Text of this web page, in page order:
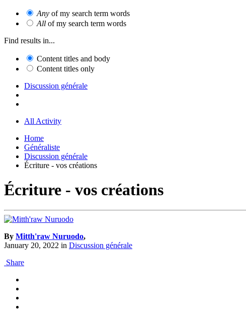
Any of my search term words
All of my search term words
Find results in...
Content titles and body
Content titles only
Discussion générale
All Activity
Home
Généraliste
Discussion générale
Écriture - vos créations
Écriture - vos créations
By Mitth'raw Nuruodo,
January 20, 2022 in Discussion générale
Share